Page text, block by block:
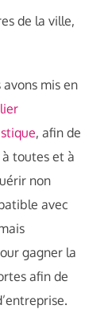
de la ville,
avons mis en
, afin de
toutes et à
non
avec
gagner la
afin de